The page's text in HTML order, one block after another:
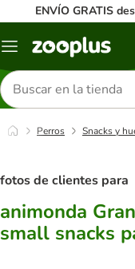
ENVÍO GRATIS
Menú
Buscar
productos
Perros Snacks y
fotos de clientes para
animonda
small snacks